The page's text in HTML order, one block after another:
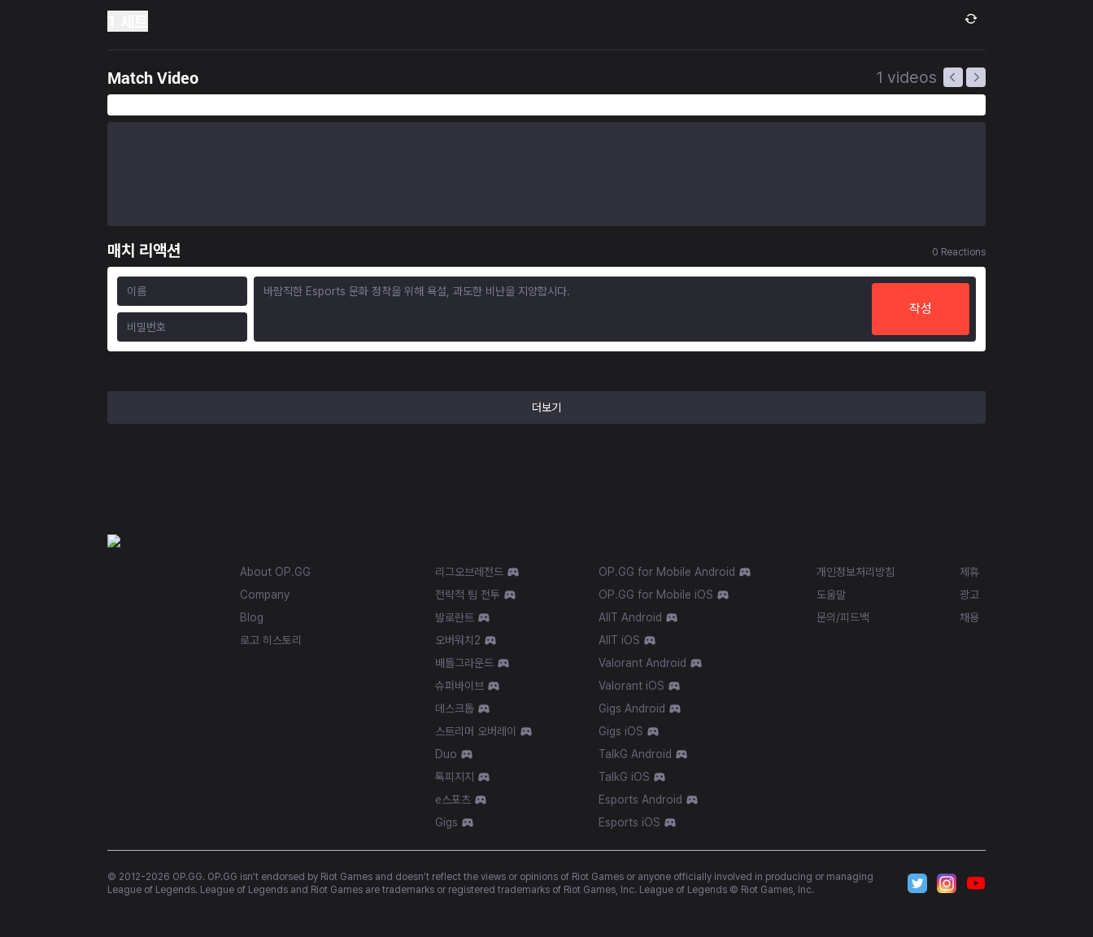
Match Video 1 videos
매치 리액션 0 Reactions
작성
더보기
About OP.GG
Company
Blog
로고 히스토리
리그오브레전드
전략적 팀 전투
발로란트
오버워치2
배틀그라운드
슈퍼바이브
데스크톱
스트리머 오버레이
Duo
톡피지지
e스포츠
Gigs
OP.GG for Mobile Android
OP.GG for Mobile iOS
AllT Android
AllT iOS
Valorant Android
Valorant iOS
Gigs Android
Gigs iOS
TalkG Android
TalkG iOS
Esports Android
Esports iOS
개인정보처리방침
도움말
문의/피드백
제휴
광고
채용
© 2012-2026 OP.GG. OP.GG isn’t endorsed by Riot Games and doesn’t reflect the views or opinions of Riot Games or anyone officially involved in producing or managing
League of Legends. League of Legends and Riot Games are trademarks or registered trademarks of Riot Games, Inc. League of Legends © Riot Games, Inc.